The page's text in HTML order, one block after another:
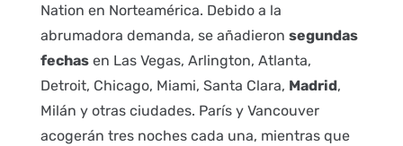
Nation en Norteamérica. Debido a la
abrumadora demanda, se añadieron segundas
fechasen Las Vegas, Arlington, Atlanta,
Detroit, Chicago, Miami, Santa Clara, Madrid,
Milán y otras ciudades. París y Vancouver
acogerán tres noches cada una, mientras que